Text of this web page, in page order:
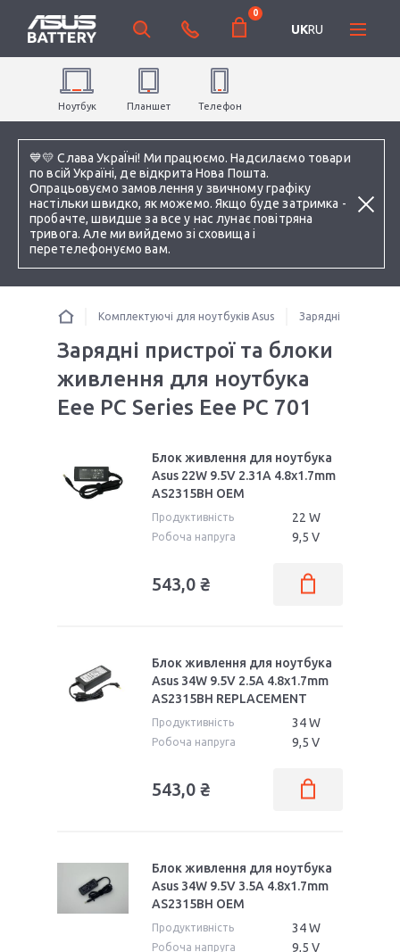
💙💛 Слава УкраЇні! Ми працюємо. Надсилаємо товари
по всій Україні, де відкрита Нова Пошта.
Опрацьовуємо замовлення у звичному графіку
настільки швидко, як можемо. Якщо буде затримка -
пробачте, швидше за все у нас лунає повітряна
тривога. Але ми вийдемо зі сховища і
перетелефонуємо вам.
0
UKRU
Ноутбук Планшет Телефон
Комплектуючі для ноутбуків Asus Зарядні пристрої
Зарядні пристрої та блоки
живлення для ноутбука
Eee PC Series Eee PC 701
Блок живлення для ноутбука
Asus 22W 9.5V 2.31A 4.8x1.7mm
AS2315BH OEM
Продуктивність 22 W
Робоча напруга 9,5 V
543,0 ₴
Блок живлення для ноутбука
Asus 34W 9.5V 2.5A 4.8x1.7mm
AS2315BH REPLACEMENT
Продуктивність 34 W
Робоча напруга 9,5 V
543,0 ₴
Блок живлення для ноутбука
Asus 34W 9.5V 3.5A 4.8x1.7mm
AS2315BH OEM
Продуктивність 34 W
Робоча напруга 9,5 V